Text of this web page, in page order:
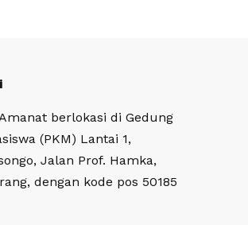
berlokasi di Gedung
(PKM) Lantai 1,
Jalan Prof. Hamka,
dengan kode pos 50185